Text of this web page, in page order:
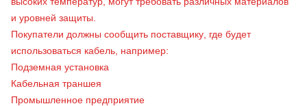
высоких температур, могут требовать различных материалов
и уровней защиты.
Покупатели должны сообщить поставщику, где будет
использоваться кабель, например:
Подземная установка
Кабельная траншея
Промышленное предприятие